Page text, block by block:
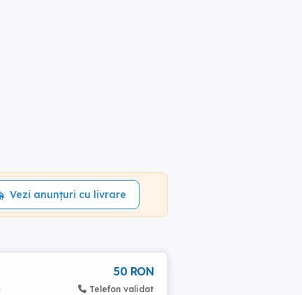
Vezi anunțuri cu livrare
50 RON
Telefon validat